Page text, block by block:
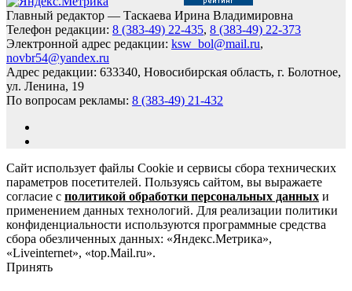
Главный редактор — Таскаева Ирина Владимировна
Телефон редакции: 8 (383-49) 22-435, 8 (383-49) 22-373
Электронной адрес редакции: ksw_bol@mail.ru,
novbr54@yandex.ru
Адрес редакции: 633340, Новосибирская область, г. Болотное,
ул. Ленина, 19
По вопросам рекламы: 8 (383-49) 21-432
Сайт использует файлы Cookie и сервисы сбора технических
параметров посетителей. Пользуясь сайтом, вы выражаете
согласие с политикой обработки персональных данных и
применением данных технологий. Для реализации политики
конфиденциальности используются программные средства
сбора обезличенных данных: «Яндекс.Метрика»,
«Liveinternet», «top.Mail.ru».
Принять